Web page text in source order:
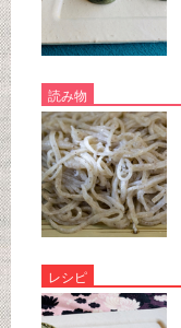
読み物
レシピ